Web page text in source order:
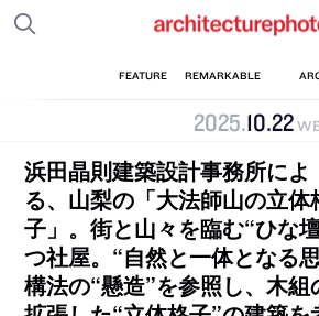
2025.10.22
浜田晶則建築設計事務所によ
る、山梨の「大法師山の立体
子」。街と山々を臨む“ひな
つ社屋。“自然と一体となる
構法の“懸造”を参照し、木